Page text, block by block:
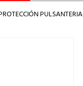
PULSANTERIA